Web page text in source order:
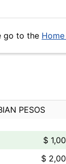
go to the
PESOS
$
$